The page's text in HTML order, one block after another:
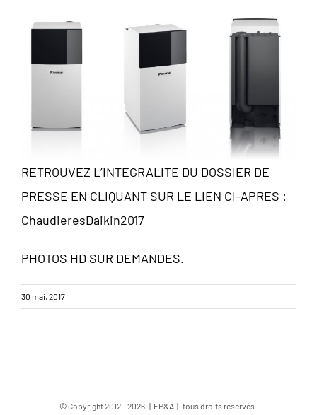
RETROUVEZ L’INTEGRALITE DU DOSSIER DE
PRESSE EN CLIQUANT SUR LE LIEN CI-APRES :
ChaudieresDaikin2017
PHOTOS HD SUR DEMANDES.
30 mai, 2017
© Copyright 2012 -2026 | FP&A | tous droits réservés